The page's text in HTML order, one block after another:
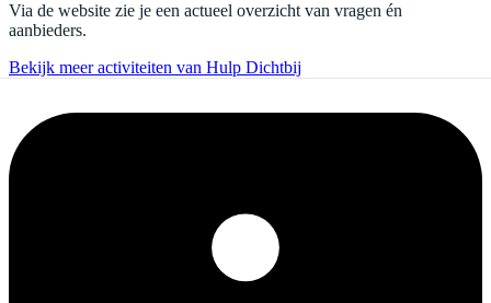
Via de website zie je een actueel overzicht van vragen én
aanbieders.
Bekijk meer activiteiten van Hulp Dichtbij